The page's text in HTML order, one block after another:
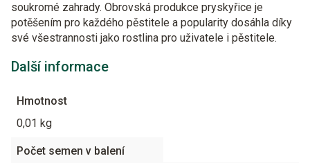
soukromé zahrady. Obrovská produkce pryskyřice je
potěšením pro každého pěstitele a popularity dosáhla díky
své všestrannosti jako rostlina pro uživatele i pěstitele.
Další informace
Hmotnost
0,01 kg
Počet semen v balení